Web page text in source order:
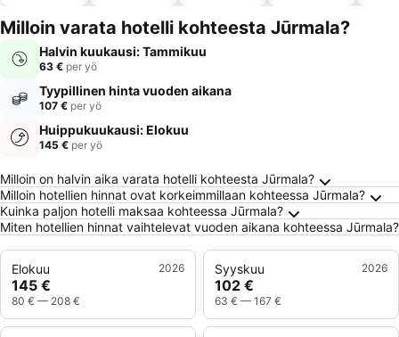
Milloin varata hotelli kohteesta Jūrmala?
Halvin kuukausi: Tammikuu
63 € per yö
Tyypillinen hinta vuoden aikana
107 € per yö
Huippukuukausi: Elokuu
145 € per yö
Usein kysytyt kysymykset kohteesta Jūrmala
Milloin on halvin aika varata hotelli kohteesta Jūrmala?
Milloin hotellien hinnat ovat korkeimmillaan kohteessa Jūrmala?
Kuinka paljon hotelli maksaa kohteessa Jūrmala?
Miten hotellien hinnat vaihtelevat vuoden aikana kohteessa Jūrmala?
Elokuu 2026
145 €
80 € — 208 €
Syyskuu 2026
102 €
63 € — 167 €